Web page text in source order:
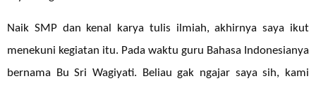
Naik SMP dan kenal karya tulis ilmiah, akhirnya saya ikut
menekuni kegiatan itu. Pada waktu guru Bahasa Indonesianya
bernama Bu Sri Wagiyati. Beliau gak ngajar saya sih, kami